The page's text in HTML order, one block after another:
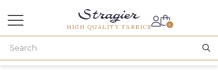
HIGH QUALITY FABRICS 0